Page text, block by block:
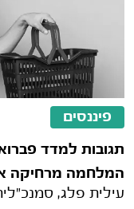
פיננסים
תגובות למדד
המלחמה מרחיקה
עילית פלג,